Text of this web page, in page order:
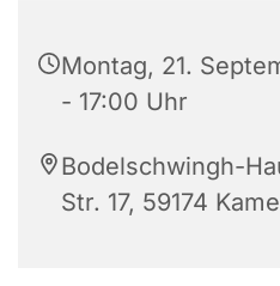
Montag, 21.
- 17:00 Uhr
Bodelschwingh-
Str. 17, 59174